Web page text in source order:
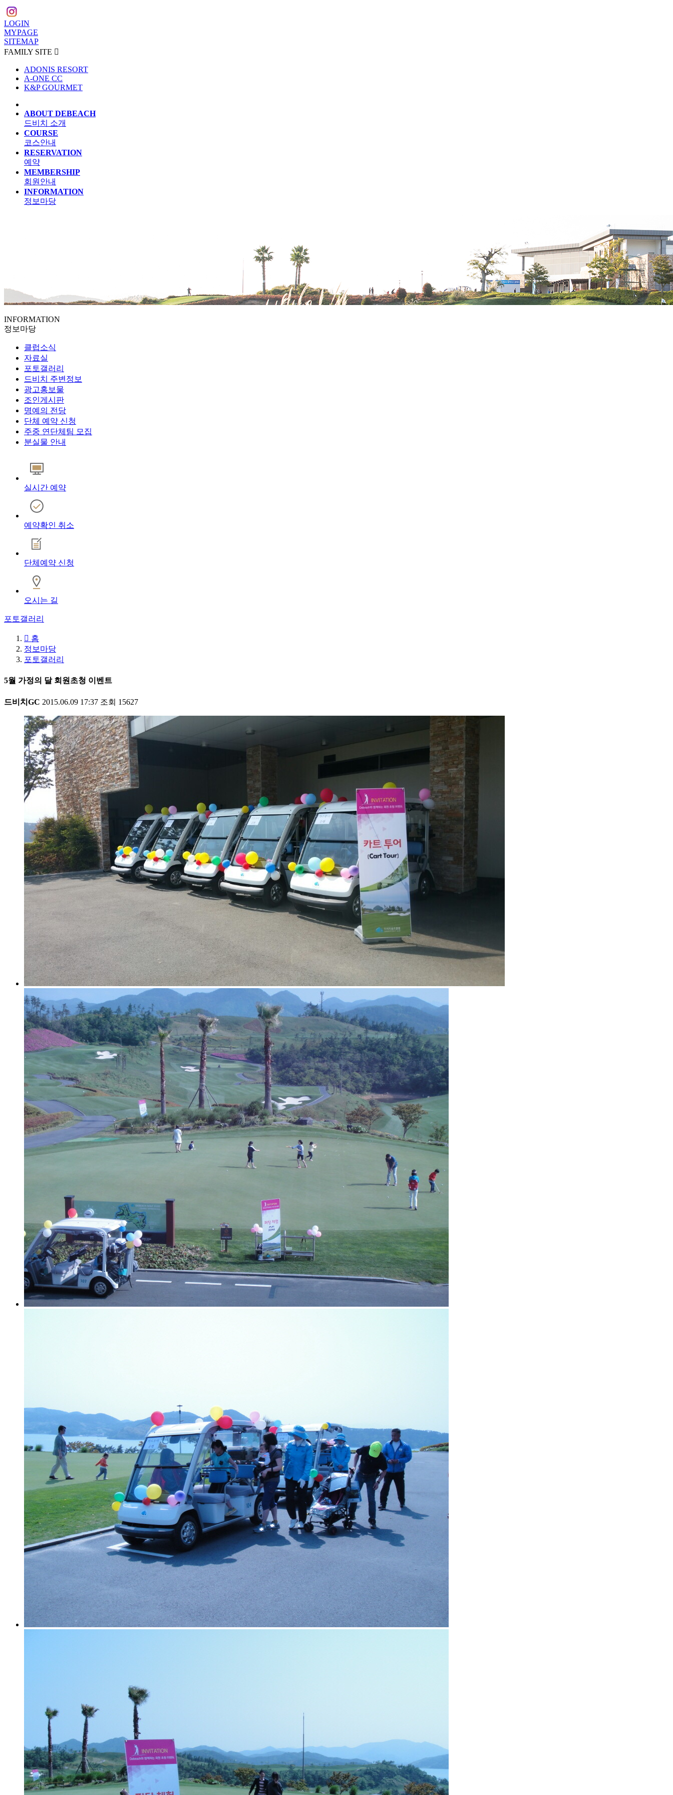
LOGIN
MYPAGE
SITEMAP
FAMILY SITE 
ADONIS RESORT
A-ONE CC
K&P GOURMET
ABOUT DEBEACH
드비치 소개
COURSE
코스안내
RESERVATION
예약
MEMBERSHIP
회원안내
INFORMATION
정보마당
INFORMATION
정보마당
클럽소식
자료실
포토갤러리
드비치 주변정보
광고홍보물
조인게시판
명예의 전당
단체 예약 신청
주중 연단체팀 모집
분실물 안내
실시간 예약
예약확인 취소
단체예약 신청
오시는 길
포토갤러리
 홈
정보마당
포토갤러리
5월 가정의 달 회원초청 이벤트
드비치GC 2015.06.09 17:37 조회 15627